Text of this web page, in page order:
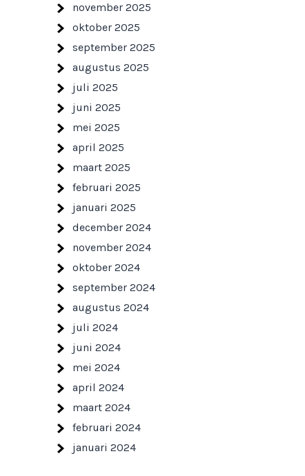
november 2025
oktober 2025
september 2025
augustus 2025
juli 2025
juni 2025
mei 2025
april 2025
maart 2025
februari 2025
januari 2025
december 2024
november 2024
oktober 2024
september 2024
augustus 2024
juli 2024
juni 2024
mei 2024
april 2024
maart 2024
februari 2024
januari 2024